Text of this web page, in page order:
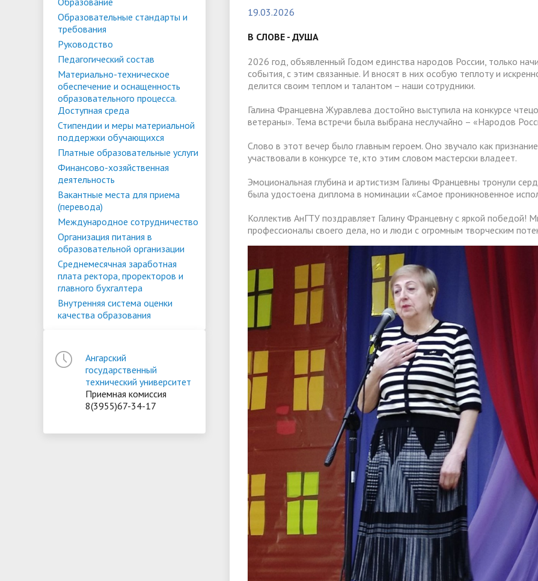
Материально-техническое
обеспечение и оснащенность
образовательного процесса.
Доступная среда
поддержки обучающихся
Вакантные места для приема
(перевода)
Международное
Среднемесячная заработная плата
ректора, проректоров и главного
бухгалтера
Внутренняя система оценки
качества образования
Конкурсы и вакансии
Служба содействия
трудоустройству
Проекты, гранты и конкурсы
Меры противодействия коррупции Воспитательная работа
Условия обучения инвалидов и лиц
с ОВЗ
Обращения граждан и организаций
в форме электронного документа в
ФГБОУ ВО "АнГТУ"
Общежитие
Патриотический клуб ФГБОУ ВО
«АнГТУ»
Личный прием граждан «Стартап как диплом»
Конкурсные списки
Особенности приема по отдельной
квоте
Белгородской, Курской и
областей
Списки зачисленных
"Студенческое" разрешение на
временное проживание для
иностранцев
обучение
Образовательные стандарты и
требования
Руководство
Педагогический состав
Материально-техническое
обеспечение и оснащенность
образовательного процесса.
Доступная среда
Стипендии и меры материальной
поддержки обучающихся
Платные образовательные услуги
Финансово-хозяйственная
деятельность
Вакантные места для приема
(перевода)
Международное сотрудничество
Организация питания в
образовательной организации
Среднемесячная заработная
плата ректора, проректоров и
главного бухгалтера
Внутренняя система оценки
качества образования
Ангарский
государственный
технический университет
Приемная комиссия
8(3955)67-34-17
19.03.2026
В СЛОВЕ - ДУША
2026 год, объявленный Годом единства народов России, только
события, с этим связанные. И вносят в них особую теплоту и
делится своим теплом и талантом – наши сотрудники.
Галина Францевна Журавлева достойно выступила на конкурсе
ветераны». Тема встречи была выбрана неслучайно – «Народов
Слово в этот вечер было главным героем. Оно звучало как
участвовали в конкурсе те, кто этим словом мастерски владеет.
Эмоциональная глубина и артистизм Галины Францевны тронули
была удостоена диплома в номинации «Самое проникновенное
Коллектив АнГТУ поздравляет Галину Францевну с яркой победой!
профессионалы своего дела, но и люди с огромным творческим